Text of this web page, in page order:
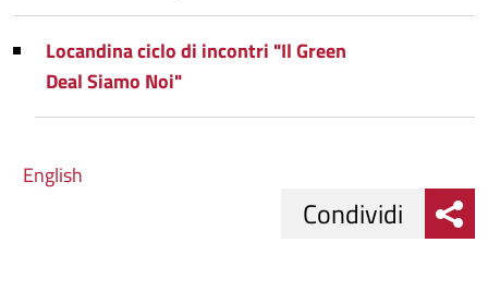
Locandina ciclo di incontri "Il Green
Deal Siamo Noi"
English
Condividi